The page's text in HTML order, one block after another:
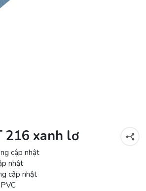
216 xanh lơ
cập nhật
nhật
cập nhật
PVC